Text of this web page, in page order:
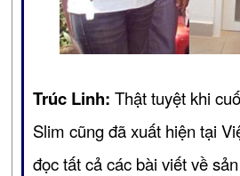
Trúc Linh: Thật tuyệt khi
Slim cũng đã xuất hiện tại
đọc tất cả các bài viết về